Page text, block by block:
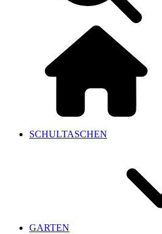
SCHULTASCHEN
GARTEN